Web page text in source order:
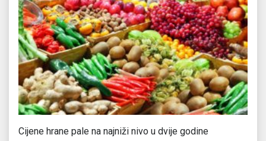
Cijene hrane pale na najniži nivo u dvije godine